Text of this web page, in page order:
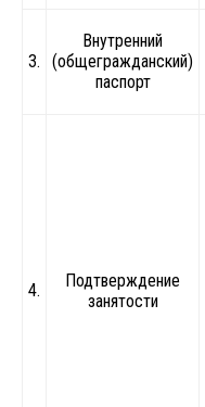
3.
Внутренний
(общегражданский)
паспорт
4.
Подтверждение
занятости